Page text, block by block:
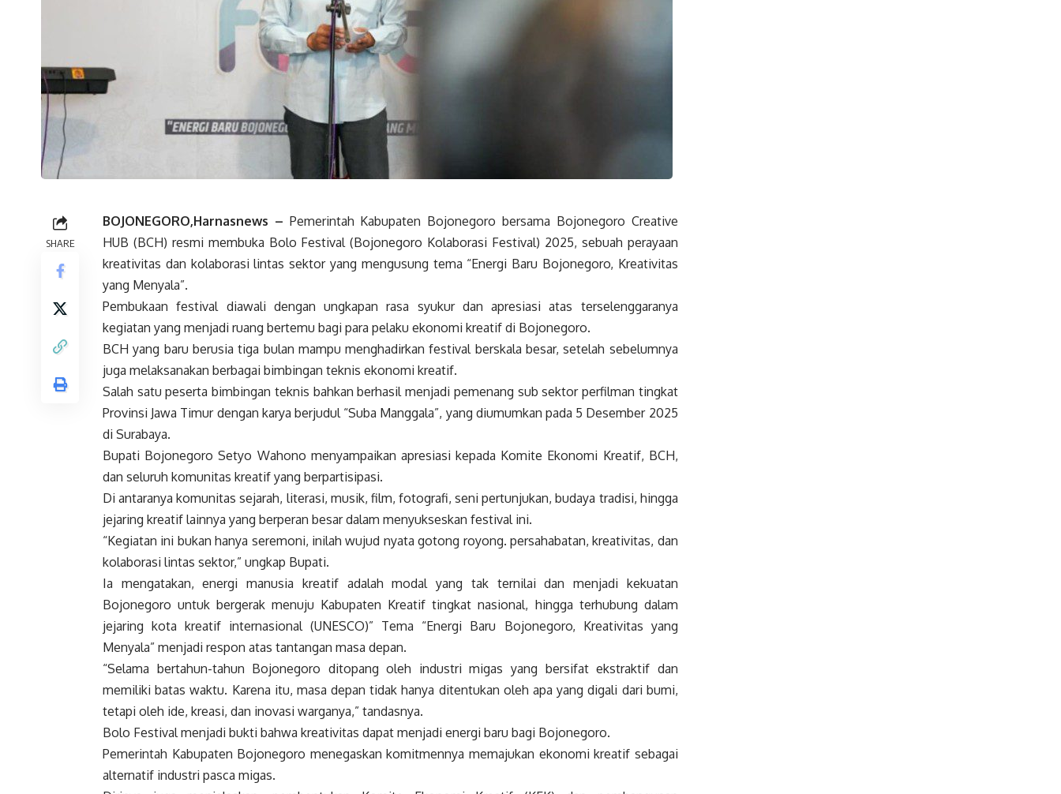
SHARE
BOJONEGORO,Harnasnews – Pemerintah Kabupaten Bojonegoro bersama Bojonegoro Creative
HUB (BCH) resmi membuka Bolo Festival (Bojonegoro Kolaborasi Festival) 2025, sebuah perayaan
kreativitas dan kolaborasi lintas sektor yang mengusung tema “Energi Baru Bojonegoro, Kreativitas
yang Menyala”.
Pembukaan festival diawali dengan ungkapan rasa syukur dan apresiasi atas terselenggaranya
kegiatan yang menjadi ruang bertemu bagi para pelaku ekonomi kreatif di Bojonegoro.
BCH yang baru berusia tiga bulan mampu menghadirkan festival berskala besar, setelah sebelumnya
juga melaksanakan berbagai bimbingan teknis ekonomi kreatif.
Salah satu peserta bimbingan teknis bahkan berhasil menjadi pemenang sub sektor perfilman tingkat
Provinsi Jawa Timur dengan karya berjudul “Suba Manggala”, yang diumumkan pada 5 Desember 2025
di Surabaya.
Bupati Bojonegoro Setyo Wahono menyampaikan apresiasi kepada Komite Ekonomi Kreatif, BCH,
dan seluruh komunitas kreatif yang berpartisipasi.
Di antaranya komunitas sejarah, literasi, musik, film, fotografi, seni pertunjukan, budaya tradisi, hingga
jejaring kreatif lainnya yang berperan besar dalam menyukseskan festival ini.
“Kegiatan ini bukan hanya seremoni, inilah wujud nyata gotong royong. persahabatan, kreativitas, dan
kolaborasi lintas sektor,” ungkap Bupati.
Ia mengatakan, energi manusia kreatif adalah modal yang tak ternilai dan menjadi kekuatan
Bojonegoro untuk bergerak menuju Kabupaten Kreatif tingkat nasional, hingga terhubung dalam
jejaring kota kreatif internasional (UNESCO)” Tema “Energi Baru Bojonegoro, Kreativitas yang
Menyala” menjadi respon atas tantangan masa depan.
“Selama bertahun-tahun Bojonegoro ditopang oleh industri migas yang bersifat ekstraktif dan
memiliki batas waktu. Karena itu, masa depan tidak hanya ditentukan oleh apa yang digali dari bumi,
tetapi oleh ide, kreasi, dan inovasi warganya,” tandasnya.
Bolo Festival menjadi bukti bahwa kreativitas dapat menjadi energi baru bagi Bojonegoro.
Pemerintah Kabupaten Bojonegoro menegaskan komitmennya memajukan ekonomi kreatif sebagai
alternatif industri pasca migas.